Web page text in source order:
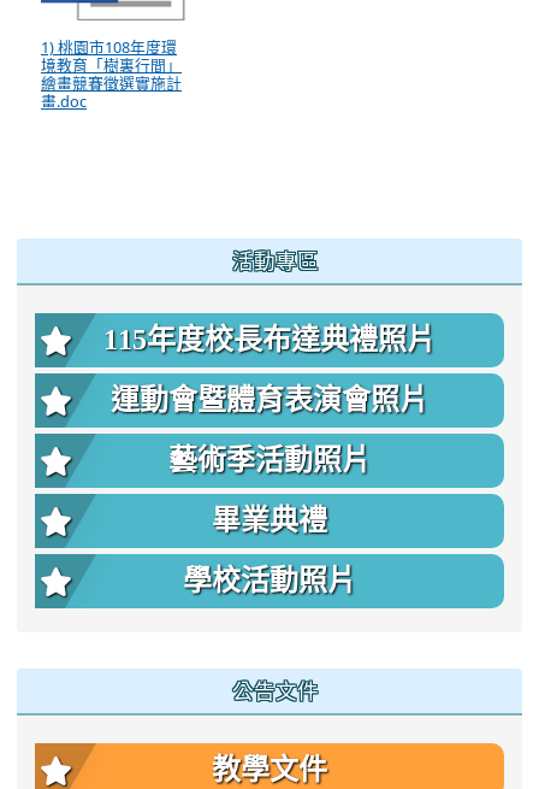
1) 桃園市108年度環
境教育「樹裏行間」
繪畫競賽徵選實施計
畫.doc
活動專區
115年度校長布達典禮照片
運動會暨體育表演會照片
藝術季活動照片
畢業典禮
學校活動照片
公告文件
教學文件